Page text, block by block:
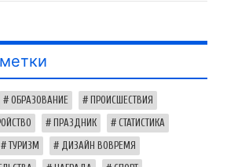
ОБРАЗОВАНИЕ ПРОИСШЕСТВИЯ
ПРАЗДНИК СТАТИСТИКА
ТУРИЗМ ДИЗАЙН ВОВРЕМЯ